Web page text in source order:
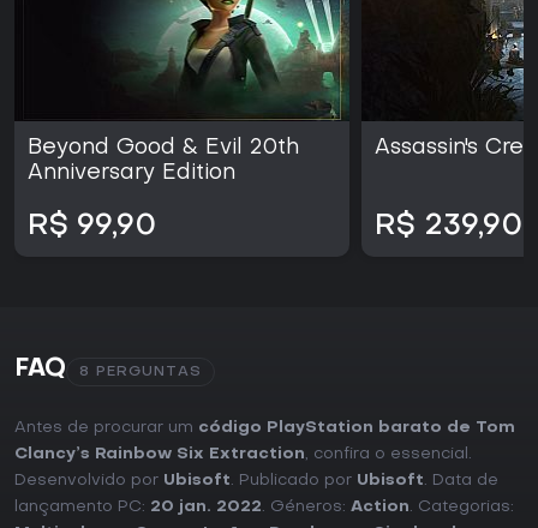
Beyond Good & Evil 20th
Anniversary Edition
R$ 99,90
Assassin's
R$ 239,90
FAQ 8 PERGUNTAS
Antes de procurar um código PlayStation barato de Tom
Clancy’s Rainbow Six Extraction, confira o essencial.
Desenvolvido por Ubisoft. Publicado por Ubisoft. Data de
lançamento PC: 20 jan. 2022. Géneros: Action. Categorias: